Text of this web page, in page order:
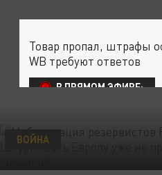
ВОЙНА
Товар пропал, штрафы
WB требуют ответов
В ПРЯМОМ ЭФИРЕ: